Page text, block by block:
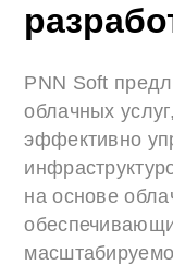
PNN Soft
облачных
эффективно
на основе